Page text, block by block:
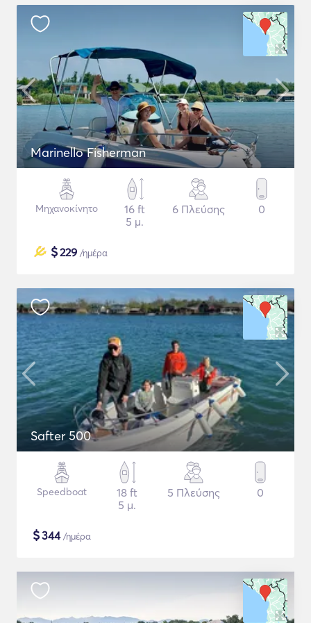
Marinello Fisherman
Μηχανοκίνητο
16 ft
5 μ.
6 Πλεύσης 0
$229 /ημέρα
Safter 500
Speedboat
18 ft
5 μ.
5 Πλεύσης 0
$344/ημέρα